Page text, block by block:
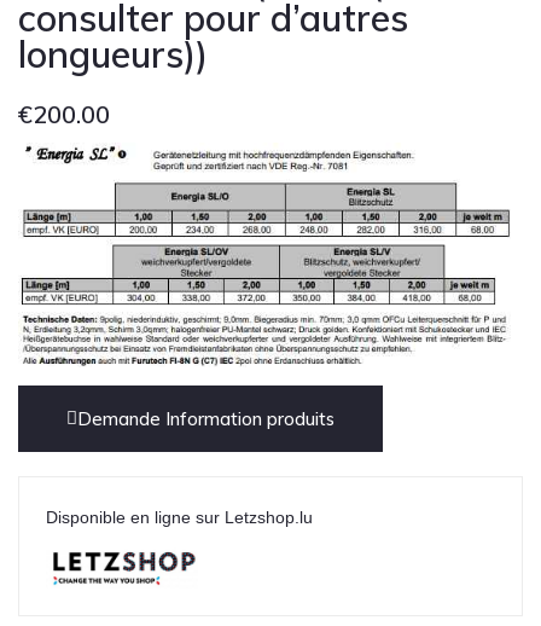
consulter pour d’autres
longueurs))
€200.00
Demande Information produits
Disponible en ligne sur Letzshop.lu